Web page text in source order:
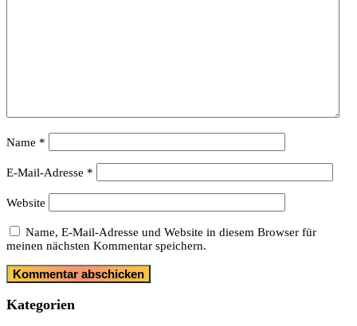
Name *
E-Mail-Adresse *
Website
Name, E-Mail-Adresse und Website in diesem Browser für
meinen nächsten Kommentar speichern.
Kategorien